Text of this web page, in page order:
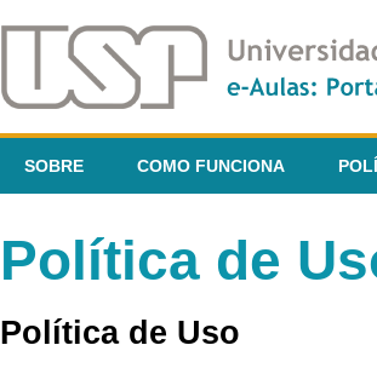
SOBRE COMO FUNCIONA
Política de
Política de Uso